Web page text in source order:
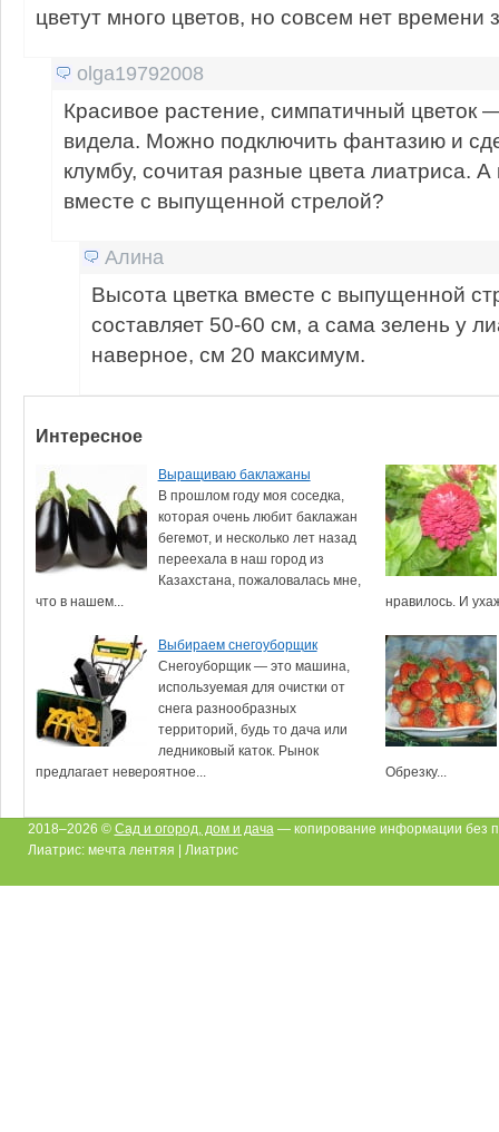
цветут много цветов, но совсем нет времени
olga19792008
Красивое растение, симпатичный цветок
видела. Можно подключить фантазию и
клумбу, сочитая разные цвета лиатриса. А
вместе с выпущенной стрелой?
Алина
Высота цветка вместе с выпущенной
составляет 50-60 см, а сама зелень у
наверное, см 20 максимум.
Интересное
Выращиваю баклажаны
В прошлом году моя соседка,
которая очень любит баклажан
бегемот, и несколько лет назад
переехала в наш город из
Казахстана, пожаловалась мне,
что в нашем...
нравилось. И
Выбираем снегоуборщик
Снегоуборщик — это машина,
используемая для очистки от
снега разнообразных
территорий, будь то дача или
ледниковый каток. Рынок
предлагает невероятное...
Обрезку...
2018–2026 © Сад и огород, дом и дача — копирование информации без
Лиатрис: мечта лентяя | Лиатрис